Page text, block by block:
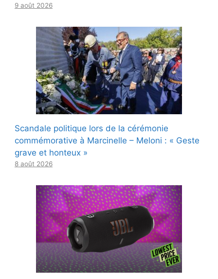
9 août 2026
Scandale politique lors de la cérémonie
commémorative à Marcinelle – Meloni : « Geste
grave et honteux »
8 août 2026